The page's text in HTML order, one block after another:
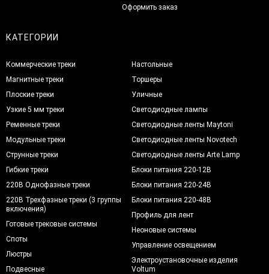
Оформить заказ
КАТЕГОРИИ
Коммерческие треки
Магнитные треки
Плоские треки
Узкие 5 мм треки
Ременные треки
Модульные треки
Струнные треки
Гибкие треки
220В Однофазные треки
220В Трехфазные треки (3 группы
включения)
Готовые трековые системы
Споты
Люстры
Подвесные
Настольные
Торшеры
Уличные
Светодиодные лампы
Светодиодные ленты Maytoni
Светодиодные ленты Novotech
Светодиодные ленты Arte Lamp
Блоки питания 220-12В
Блоки питания 220-24В
Блоки питания 220-48В
Профиль для лент
Неоновые системы
Управление освещением
Электроустановочные изделия
Voltum